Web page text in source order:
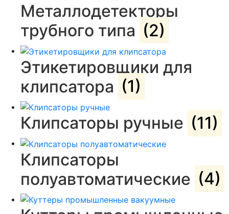
Металлодетекторы
трубного типа (2)
Этикетировщики для
клипсатора (1)
Клипсаторы ручные (11)
Клипсаторы
полуавтоматические (4)